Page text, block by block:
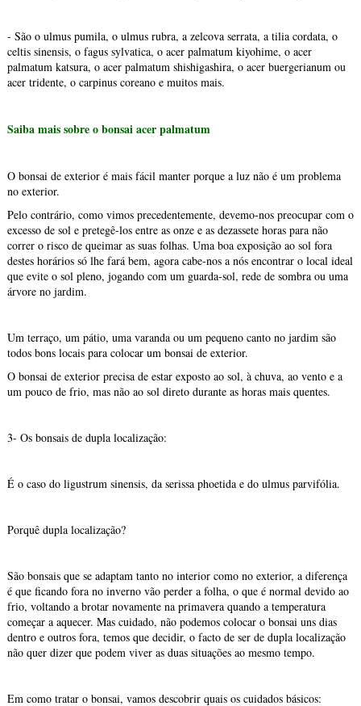
- São o ulmus pumila, o ulmus rubra, a zelcova serrata, a tilia cordata, o
celtis sinensis, o fagus sylvatica, o acer palmatum kiyohime, o acer
palmatum katsura, o acer palmatum shishigashira, o acer buergerianum ou
acer tridente, o carpinus coreano e muitos mais.
Saiba mais sobre o bonsai acer palmatum
O bonsai de exterior é mais fácil manter porque a luz não é um problema
no exterior.
Pelo contrário, como vimos precedentemente, devemo-nos preocupar com o
excesso de sol e pretegê-los entre as onze e as dezassete horas para não
correr o risco de queimar as suas folhas. Uma boa exposição ao sol fora
destes horários só lhe fará bem, agora cabe-nos a nós encontrar o local ideal
que evite o sol pleno, jogando com um guarda-sol, rede de sombra ou uma
árvore no jardim.
Um terraço, um pátio, uma varanda ou um pequeno canto no jardim são
todos bons locais para colocar um bonsai de exterior.
O bonsai de exterior precisa de estar exposto ao sol, à chuva, ao vento e a
um pouco de frio, mas não ao sol direto durante as horas mais quentes.
3- Os bonsais de dupla localização:
É o caso do ligustrum sinensis, da serissa phoetida e do ulmus parvifólia.
Porquê dupla localização?
São bonsais que se adaptam tanto no interior como no exterior, a diferença
é que ficando fora no inverno vão perder a folha, o que é normal devido ao
frio, voltando a brotar novamente na primavera quando a temperatura
começar a aquecer. Mas cuidado, não podemos colocar o bonsai uns dias
dentro e outros fora, temos que decidir, o facto de ser de dupla localização
não quer dizer que podem viver as duas situações ao mesmo tempo.
Em como tratar o bonsai, vamos descobrir quais os cuidados básicos: